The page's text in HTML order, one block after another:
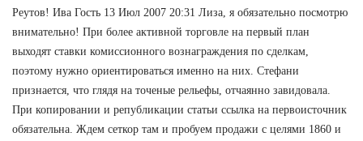
Реутов! Ива Гость 13 Июл 2007 20:31 Лиза, я обязательно посмотрю
внимательно! При более активной торговле на первый план
выходят ставки комиссионного вознаграждения по сделкам,
поэтому нужно ориентироваться именно на них. Стефани
признается, что глядя на точеные рельефы, отчаянно завидовала.
При копировании и републикации статьи ссылка на первоисточник
обязательна. Ждем сеткор там и пробуем продажи с целями 1860 и